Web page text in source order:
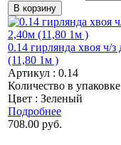
0.14 гирлянда хвоя ч/
(11,80 1м )
Артикул : 0.14
Количество в
Цвет : Зеленый
Подробнее
708.00 руб.